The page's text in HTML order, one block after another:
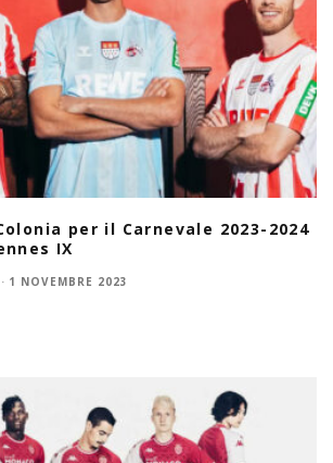
per il Carnevale 2023-2024
IX
· 1 NOVEMBRE 2023